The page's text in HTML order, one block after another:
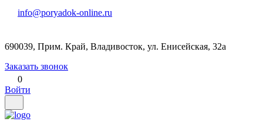
info@poryadok-online.ru
690039, Прим. Край, Владивосток, ул. Енисейская, 32а
Заказать звонок
0
Войти